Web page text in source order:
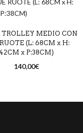
MEDIO CON
(L: 68CM x H:
42CM x P:38CM)
140,00€